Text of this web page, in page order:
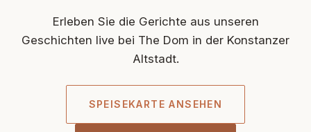
Erleben Sie die Gerichte aus unseren
Geschichten live bei The Dom in der Konstanzer
Altstadt.
SPEISEKARTE ANSEHEN